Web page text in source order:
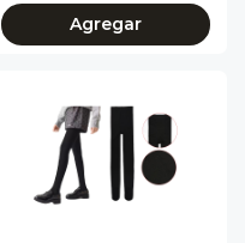
Agregar